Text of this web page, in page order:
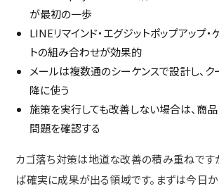
が最初の一歩
LINEリマインド・エグジットポップアップ・
トの組み合わせが効果的
メールは複数通のシーケンスで設計し、
降に使う
施策を実行しても改善しない場合は、商品
問題を確認する
カゴ落ち対策は地道な改善の積み重ねです
ば確実に成果が出る領域です。まずは今日